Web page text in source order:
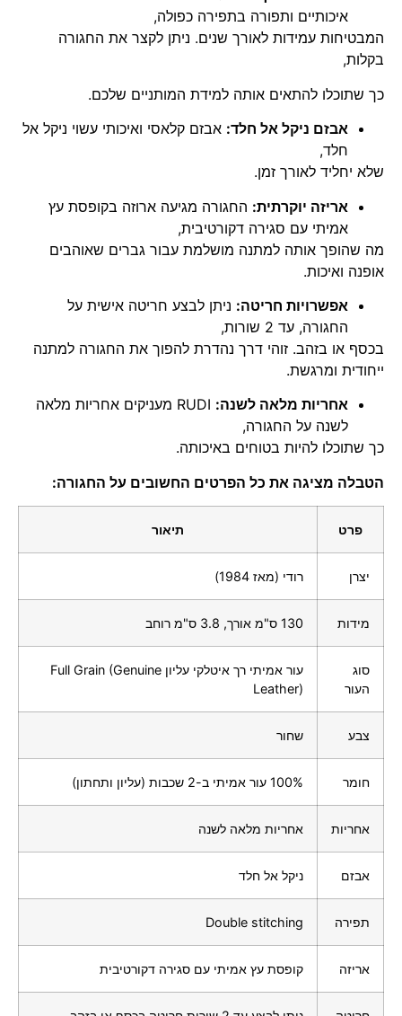
איכותיים ותפורה בתפירה כפולה,
המבטיחות עמידות לאורך שנים. ניתן לקצר את החגורה
בקלות,
כך שתוכלו להתאים אותה למידת המותניים שלכם.
אבזם ניקל אל חלד: אבזם קלאסי ואיכותי עשוי ניקל אל
חלד,
שלא יחליד לאורך זמן.
אריזה יוקרתית: החגורה מגיעה ארוזה בקופסת עץ
אמיתי עם סגירה דקורטיבית,
מה שהופך אותה למתנה מושלמת עבור גברים שאוהבים
אופנה ואיכות.
אפשרויות חריטה: ניתן לבצע חריטה אישית על
החגורה, עד 2 שורות,
בכסף או בזהב. זוהי דרך נהדרת להפוך את החגורה למתנה
ייחודית ומרגשת.
אחריות מלאה לשנה:
RUDI מעניקים אחריות מלאה
לשנה על החגורה,
כך שתוכלו להיות בטוחים באיכותה.
הטבלה מציגה את כל הפרטים החשובים על החגורה:
פרט תיאור
יצרן רודי (מאז 1984)
מידות 130 ס"מ אורך, 3.8 ס"מ רוחב
סוג
העור
עור אמיתי רך איטלקי עליון Full Grain (Genuine
Leather)
צבע שחור
חומר 100% עור אמיתי ב-2 שכבות (עליון ותחתון)
אחריות אחריות מלאה לשנה
אבזם ניקל אל חלד
תפירה Double stitching
אריזה קופסת עץ אמיתי עם סגירה דקורטיבית